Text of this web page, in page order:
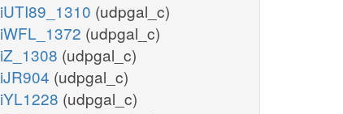
iUTI89_1310 (udpgal_c)
iWFL_1372 (udpgal_c)
iZ_1308 (udpgal_c)
iJR904 (udpgal_c)
iYL1228 (udpgal_c)